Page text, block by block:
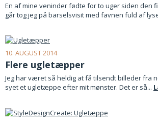
En af mine veninder fødte for to uger siden den
går tog jeg på barselsvisit med favnen fuld af
10. AUGUST 2014
Flere ugletæpper
Jeg har været så heldig at få tilsendt billeder fra
syet et ugletæppe efter mit mønster. Det er så...